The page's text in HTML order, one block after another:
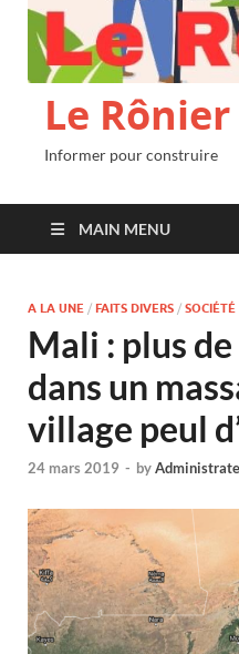
Le Rônier
Informer pour construire
MAIN MENU
A LA UNE / FAITS DIVERS / SOCIÉTÉ
Mali : plus
dans un
village peul
24 mars 2019 - by